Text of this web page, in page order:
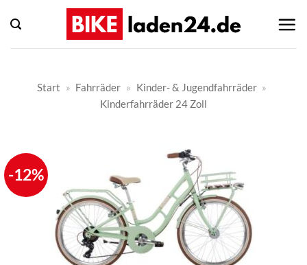
Inhalt
springen
Start » Fahrräder » Kinder- & Jugendfahrräder »
Kinderfahrräder 24 Zoll
-12%